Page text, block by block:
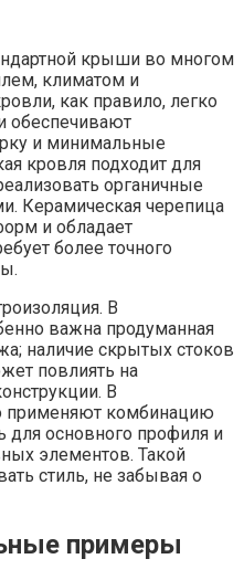
крыши во многом
климатом и
как правило, легко
обеспечивают
и минимальные
кровля подходит для
органичные
Керамическая черепица
и обладает
более точного
В
важна продуманная
наличие скрытых стоков
повлиять на
В
применяют комбинацию
для основного профиля и
элементов. Такой
стиль, не забывая о
примеры